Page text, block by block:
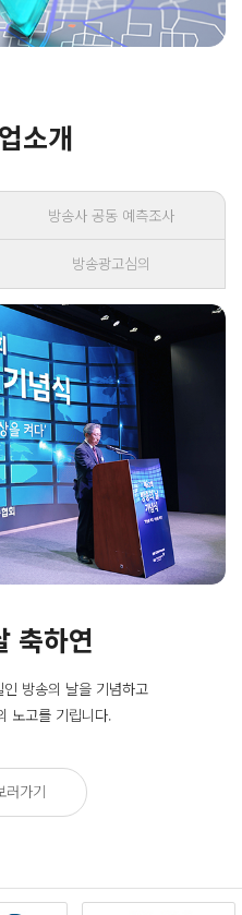
소개
방송사 공동 예측조사
방송광고심의
축하연
방송의 날을 기념하고
노고를 기립니다.
러가기